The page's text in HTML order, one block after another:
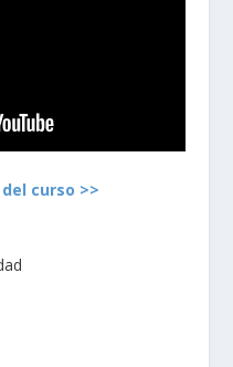
curso >>